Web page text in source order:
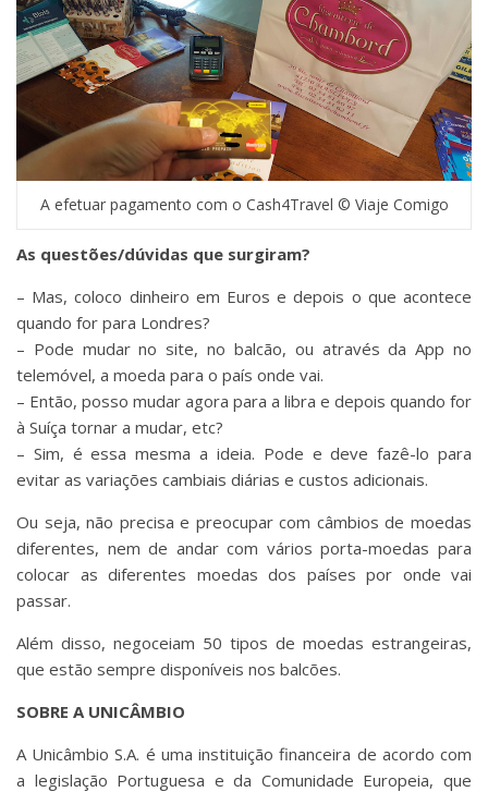
A efetuar pagamento com o Cash4Travel © Viaje Comigo
As questões/dúvidas que surgiram?
– Mas, coloco dinheiro em Euros e depois o que acontece
quando for para Londres?
– Pode mudar no site, no balcão, ou através da App no
telemóvel, a moeda para o país onde vai.
– Então, posso mudar agora para a libra e depois quando for
à Suíça tornar a mudar, etc?
– Sim, é essa mesma a ideia. Pode e deve fazê-lo para
evitar as variações cambiais diárias e custos adicionais.
Ou seja, não precisa e preocupar com câmbios de moedas
diferentes, nem de andar com vários porta-moedas para
colocar as diferentes moedas dos países por onde vai
passar.
Além disso, negoceiam 50 tipos de moedas estrangeiras,
que estão sempre disponíveis nos balcões.
SOBRE A UNICÂMBIO
A Unicâmbio S.A. é uma instituição financeira de acordo com
a legislação Portuguesa e da Comunidade Europeia, que